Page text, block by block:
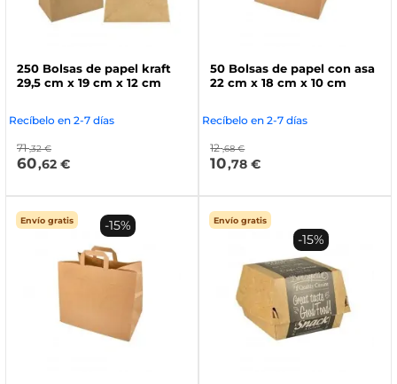
250 Bolsas de papel kraft
29,5 cm x 19 cm x 12 cm
Recíbelo en 2-7 días
71 ,32 €
60,62 €
50 Bolsas de papel con asa
22 cm x 18 cm x 10 cm
Recíbelo en 2-7 días
12 ,68 €
10,78 €
Envío gratis -15% Envío gratis
-15%